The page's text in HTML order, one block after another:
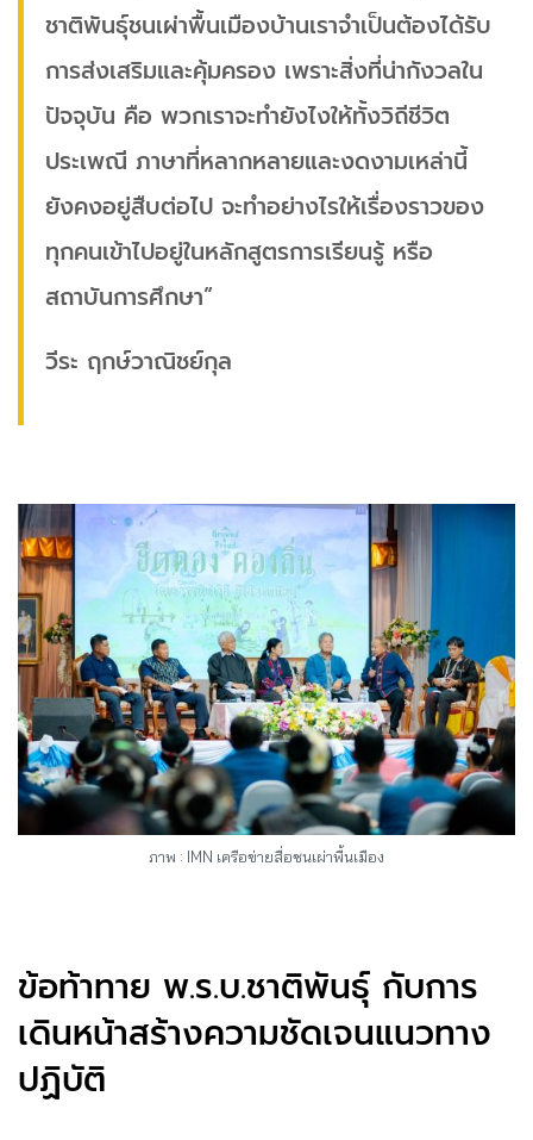
ชาติพันธุ์ชนเผ่าพื้นเมืองบ้านเราจำเป็นต้องได้รับ
การส่งเสริมและคุ้มครอง เพราะสิ่งที่น่ากังวลใน
ปัจจุบัน คือ พวกเราจะทำยังไงให้ทั้งวิถีชีวิต
ประเพณี ภาษาที่หลากหลายและงดงามเหล่านี้
ยังคงอยู่สืบต่อไป จะทำอย่างไรให้เรื่องราวของ
ทุกคนเข้าไปอยู่ในหลักสูตรการเรียนรู้ หรือ
สถาบันการศึกษา”
วีระ ฤกษ์วาณิชย์กุล
ภาพ : IMN เครือข่ายสื่อชนเผ่าพื้นเมือง
ข้อท้าทาย พ.ร.บ.ชาติพันธุ์ กับการ
เดินหน้าสร้างความชัดเจนแนวทาง
ปฏิบัติ